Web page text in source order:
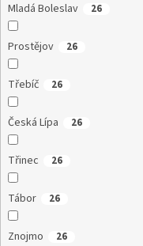
Mladá Boleslav 26
Prostějov 26
Třebíč 26
Česká Lípa 26
Třinec 26
Tábor 26
Znojmo 26